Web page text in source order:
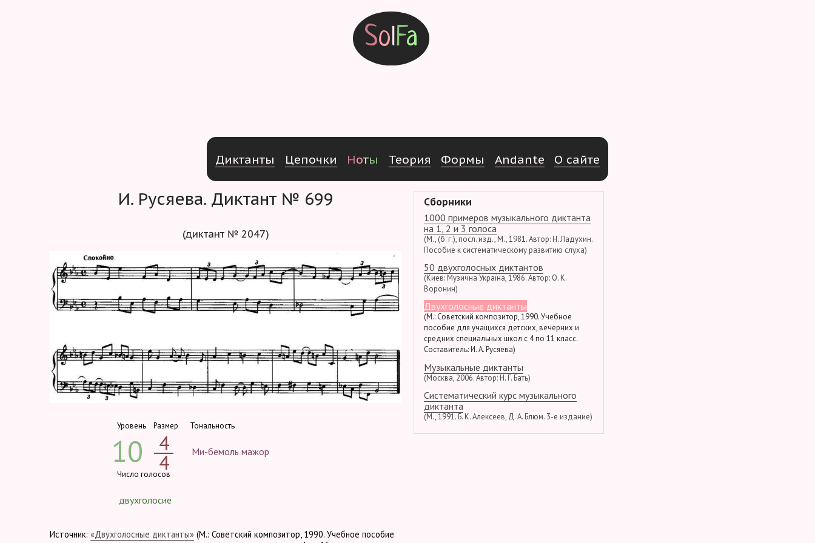
SolFa
Диктанты Цепочки Ноты Теория Формы Andante О сайте
И. Русяева. Диктант № 699
(диктант № 2047)
Уровень
10
Размер
4
4
Тональность
Ми-бемоль мажор
Число голосов
двухголосие
Источник: «Двухголосные диктанты» (М.: Советский композитор, 1990. Учебное пособие
Сборники
1000 примеров музыкального диктанта
на 1, 2 и 3 голоса
(М., (б. г.), посл. изд., М., 1981. Автор: Н. Ладухин.
Пособие к систематическому развитию слуха)
50 двухголосных диктантов
(Киев: Музична Україна, 1986. Автор: О. К.
Воронин)
Двухголосные диктанты
(М.: Советский композитор, 1990. Учебное
пособие для учащихся детских, вечерних и
средних специальных школ с 4 по 11 класс.
Составитель: И. А. Русяева)
Музыкальные диктанты
(Москва, 2006. Автор: Н. Г. Бать)
Систематический курс музыкального
диктанта
(М., 1991. Б. К. Алексеев, Д. А. Блюм. 3-е издание)